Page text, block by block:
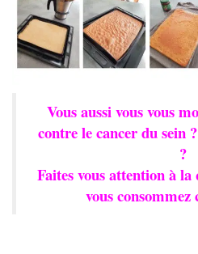
Vous aussi vous vous
contre le cancer du sein
?
Faites vous attention à
vous